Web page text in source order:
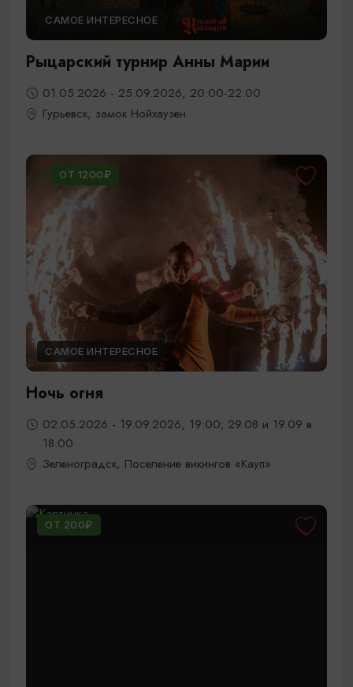
САМОЕ ИНТЕРЕСНОЕ
Рыцарский турнир Анны Марии
01.05.2026 - 25.09.2026, 20:00-22:00
Гурьевск, замок Нойхаузен
ОТ 1200₽
САМОЕ ИНТЕРЕСНОЕ
Ночь огня
02.05.2026 - 19.09.2026, 19:00; 29.08 и 19.09 в
18:00
Зеленоградск, Поселение викингов «Кауп»
ОТ 200₽